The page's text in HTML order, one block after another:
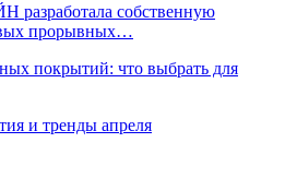
собственную
прорывных…
покрытий: что выбрать для
и тренды апреля